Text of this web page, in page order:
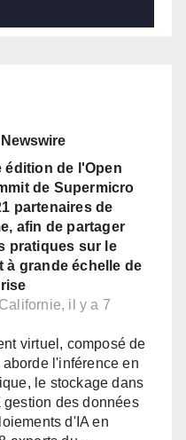
édition de l'Open
de Supermicro
partenaires de
afin de partager
pratiques sur le
à grande échelle de
il y a 7
virtuel, composé de
l'inférence en
le stockage dans
gestion des données
d'IA en